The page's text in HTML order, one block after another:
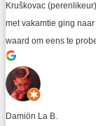
Kruškovac
met vakamtie ging
waard om eens te
Damiön La B.